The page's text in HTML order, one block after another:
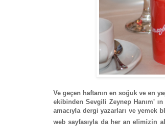
Ve geçen haftanın en soğuk ve en
ekibinden Sevgili Zeynep Hanım' ın
amacıyla dergi yazarları ve yemek
web sayfasıyla da her an elimizin